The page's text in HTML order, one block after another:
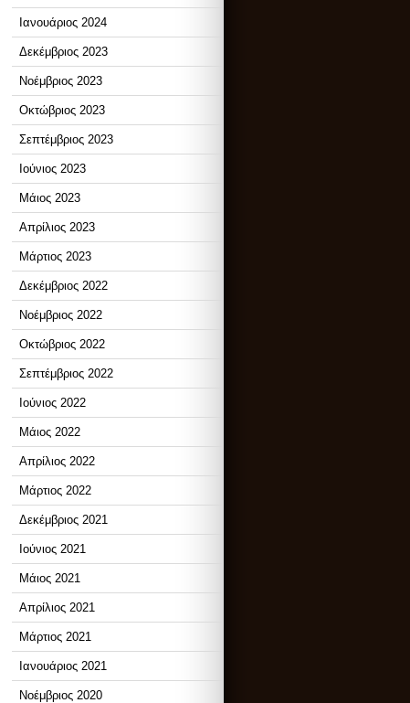
Ιανουάριος 2024
Δεκέμβριος 2023
Νοέμβριος 2023
Οκτώβριος 2023
Σεπτέμβριος 2023
Ιούνιος 2023
Μάιος 2023
Απρίλιος 2023
Μάρτιος 2023
Δεκέμβριος 2022
Νοέμβριος 2022
Οκτώβριος 2022
Σεπτέμβριος 2022
Ιούνιος 2022
Μάιος 2022
Απρίλιος 2022
Μάρτιος 2022
Δεκέμβριος 2021
Ιούνιος 2021
Μάιος 2021
Απρίλιος 2021
Μάρτιος 2021
Ιανουάριος 2021
Νοέμβριος 2020